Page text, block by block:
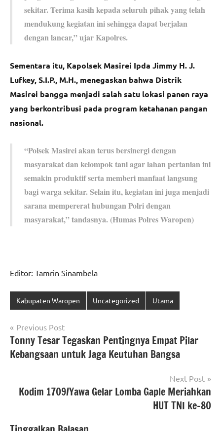
sekitar. Terima kasih kepada seluruh pihak yang telah
mendukung kegiatan ini sehingga dapat berjalan
dengan lancar,” ujar Kapolres.
Sementara itu, Kapolsek Masirei Ipda Jimmy H. J.
Lufkey, S.I.P., M.H., menegaskan bahwa Distrik
Masirei bangga menjadi salah satu lokasi panen raya
yang berkontribusi pada program ketahanan pangan
nasional.
“Polsek Masirei akan terus bersinergi dengan
masyarakat dan kelompok tani agar lahan pertanian ini
semakin produktif serta memberi manfaat langsung
bagi warga sekitar. Selain itu, kegiatan ini juga menjadi
sarana mempererat hubungan Polri dengan
masyarakat,” tandasnya. (Humas Polres Waropen)
Editor: Tamrin Sinambela
Kabupaten Waropen Uncategorized Utama
Navigasi
pos
Previous Post
Tonny Tesar Tegaskan Pentingnya Empat Pilar
Kebangsaan untuk Jaga Keutuhan Bangsa
Next Post
Kodim 1709/Yawa Gelar Lomba Gaple Meriahkan
HUT TNI ke-80